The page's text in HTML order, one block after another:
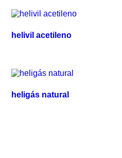
helivil acetileno
heligás natural